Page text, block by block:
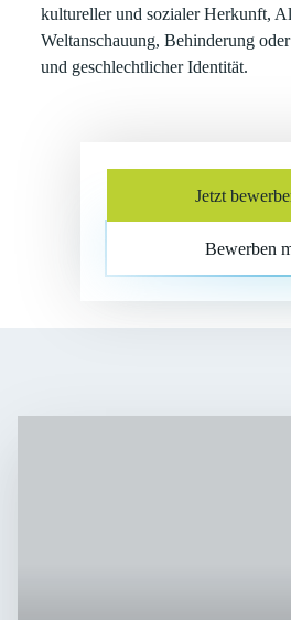
kultureller und sozialer Herkunft,
Weltanschauung, Behinderung
und geschlechtlicher Identität.
Jetzt
Bewerben